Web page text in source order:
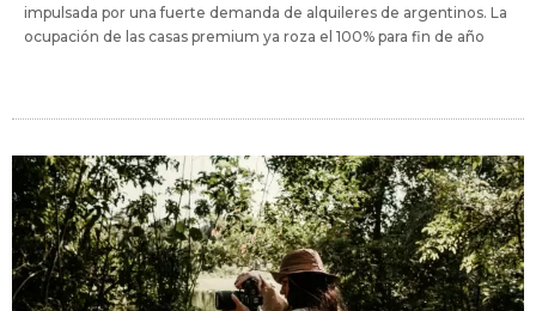
impulsada por una fuerte demanda de alquileres de argentinos. La
ocupación de las casas premium ya roza el 100% para fin de año